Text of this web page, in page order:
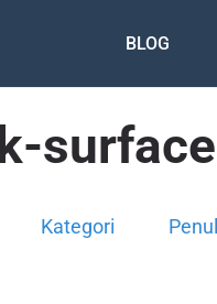
BLOG
Kategori